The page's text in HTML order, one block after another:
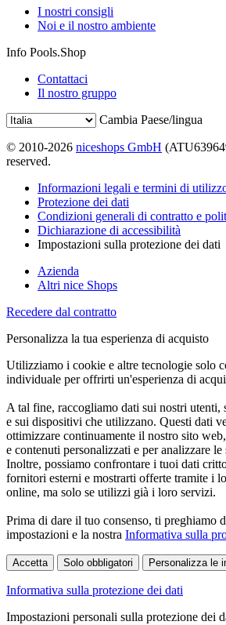
I nostri consigli
Noi e il nostro ambiente
Info Pools.Shop
Contattaci
Il nostro gruppo
Cambia Paese/lingua
© 2010-2026 niceshops GmbH
reserved.
Informazioni legali e termini di
Protezione dei dati
Condizioni generali di contratto e
Dichiarazione di accessibilità
Impostazioni sulla protezione dei dati
Azienda
Altri nice Shops
Recedere dal contratto
Personalizza la tua esperienza di acquisto
Utilizziamo i cookie e altre tecnologie solo
individuale per offrirti un'esperienza di
A tal fine, raccogliamo dati sui nostri utenti,
e sui dispositivi che utilizzano. Questi dati
ottimizzare continuamente il nostro sito
e contenuti personalizzati e per analizzare
Inoltre, possiamo confrontare i tuoi dati
fornitori esterni e mostrarti offerte tramite i
online, ma solo se utilizzi già i loro servizi.
Prima di dare il tuo consenso, ti preghiamo
impostazioni e la nostra Informativa sulla
Accetta Solo obbligatori Personalizza le
Informativa sulla protezione dei dati
Impostazioni personali sulla protezione dei